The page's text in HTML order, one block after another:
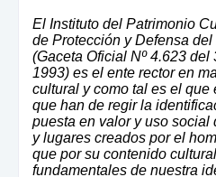
El Instituto del Patrimonio
de Protección y Defensa
(Gaceta Oficial Nº 4.623 del
1993) es el ente rector en
cultural y como tal es el
que han de regir la
puesta en valor y uso social
y lugares creados por el
que por su contenido
fundamentales de nuestra